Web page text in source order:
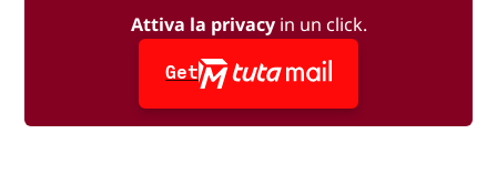
Attiva la privacyin un click.
Get